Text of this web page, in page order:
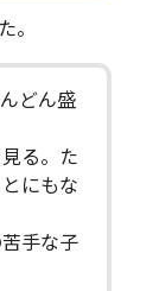
。
どん盛
る。た
にもな
手な子